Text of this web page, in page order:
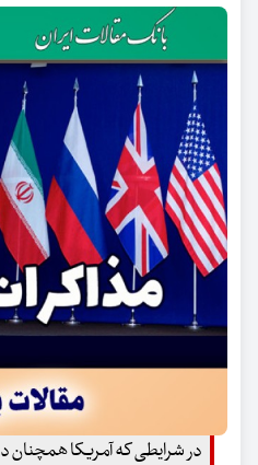
در شرایطی که آمریکا همچنان